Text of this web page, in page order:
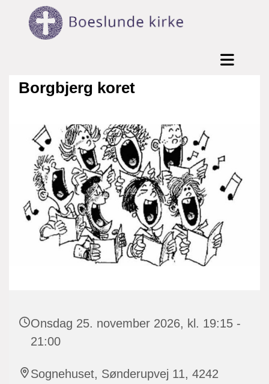
Borgbjerg koret
Onsdag 25. november 2026, kl. 19:15 -
21:00
Sognehuset, Sønderupvej 11, 4242